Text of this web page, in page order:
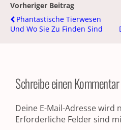
Vorheriger Beitrag
Phantastische Tierwesen
Und Wo Sie Zu Finden Sind
Schreibe einen Kommentar
Deine E-Mail-Adresse
Erforderliche Felder sind